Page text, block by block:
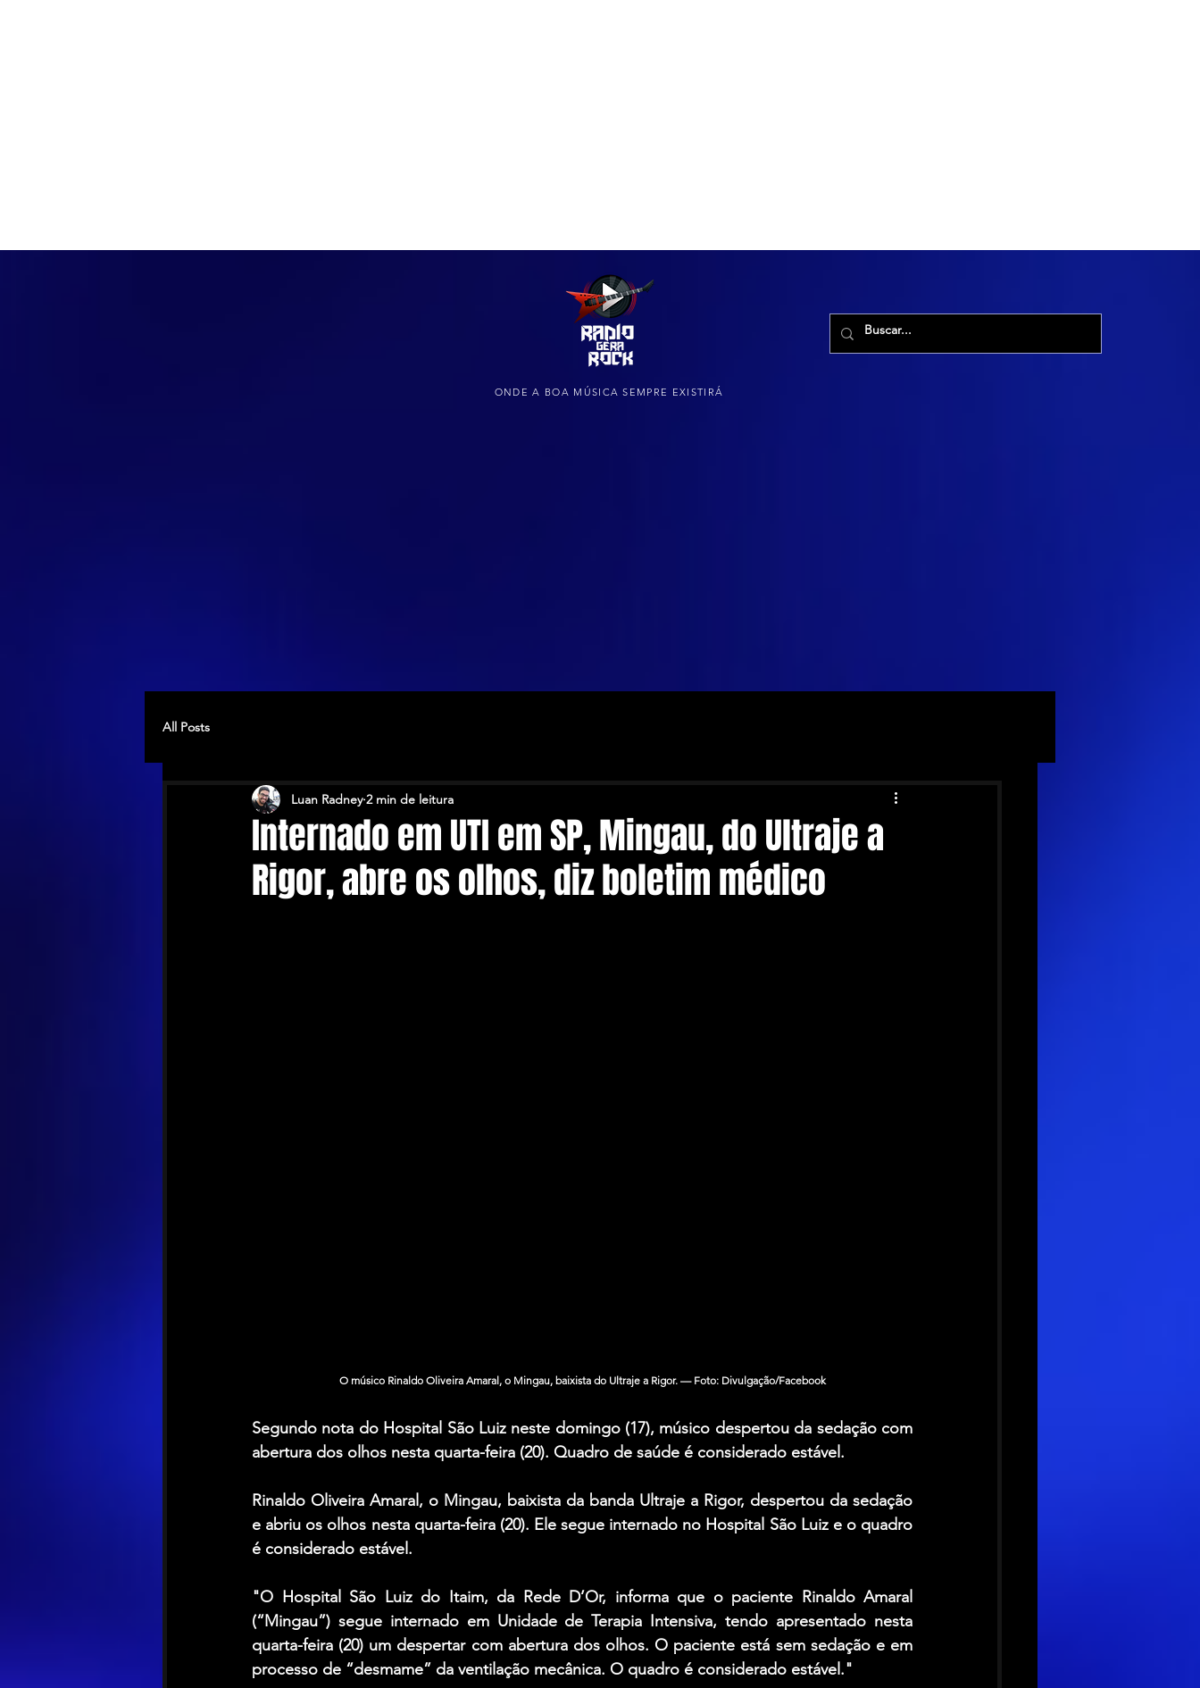
ONDE A BOA MÚSICA SEMPRE EXISTIRÁ
All Posts
Internado em UTI em SP, Mingau, do Ultraje a
Rigor, abre os olhos, diz boletim médico
Luan Radney 2 min de leitura
O músico Rinaldo Oliveira Amaral, o Mingau, baixista do Ultraje a Rigor. — Foto: Divulgação/Facebook
Segundo nota do Hospital São Luiz neste domingo (17), músico despertou da sedação com
abertura dos olhos nesta quarta-feira (20). Quadro de saúde é considerado estável.
Rinaldo Oliveira Amaral, o Mingau, baixista da banda Ultraje a Rigor, despertou da sedação
e abriu os olhos nesta quarta-feira (20). Ele segue internado no Hospital São Luiz e o quadro
é considerado estável.
"O Hospital São Luiz do Itaim, da Rede D’Or, informa que o paciente Rinaldo Amaral
(“Mingau”) segue internado em Unidade de Terapia Intensiva, tendo apresentado nesta
quarta-feira (20) um despertar com abertura dos olhos. O paciente está sem sedação e em
processo de “desmame” da ventilação mecânica. O quadro é considerado estável."